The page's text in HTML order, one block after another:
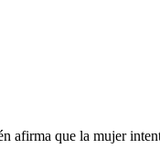
afirma que la mujer